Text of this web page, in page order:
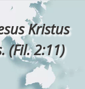
Kristus
(Fil. 2:11)